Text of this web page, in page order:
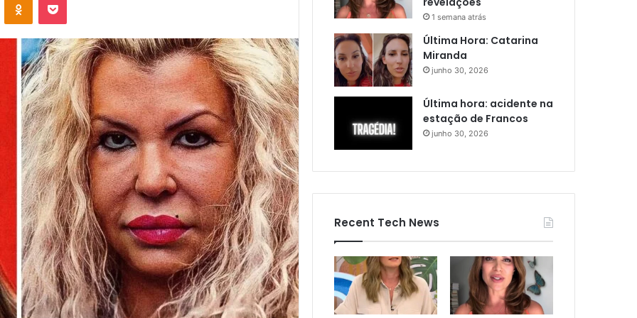
1 semana atrás
Última Hora: Catarina
Miranda
junho 30, 2026
Última hora: acidente na
estação de Francos
junho 30, 2026
Recent Tech News